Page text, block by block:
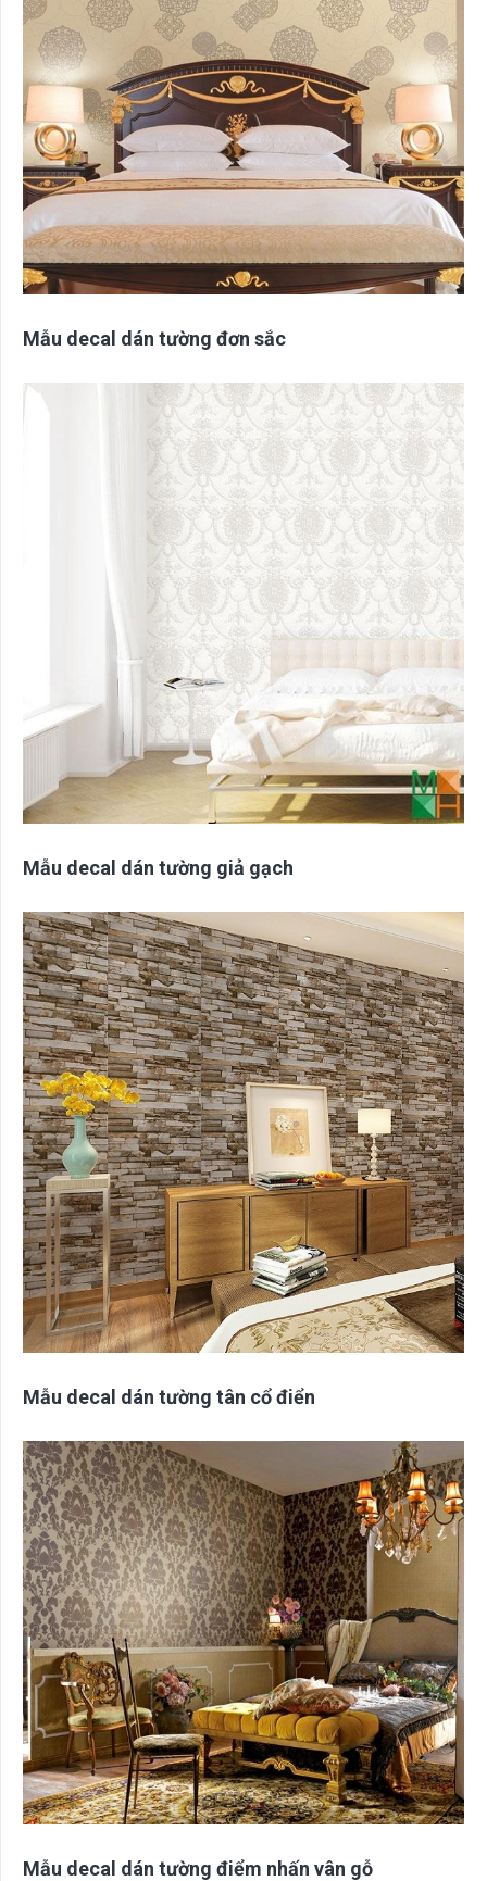
Mẫu decal dán tường đơn sắc
Mẫu decal dán tường giả gạch
Mẫu decal dán tường tân cổ điển
Mẫu decal dán tường điểm nhấn vân gỗ